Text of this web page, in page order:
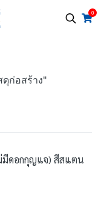
0
ก่อสร้าง"
มีดอกกุญแจ) สีสแตน